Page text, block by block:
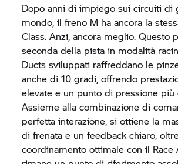
Dopo anni di impiego sui circuiti di
mondo, il freno M ha ancora la
Class. Anzi, ancora meglio. Questo
seconda della pista in modalità
Ducts sviluppati raffreddano le
anche di 10 gradi, offrendo
elevate e un punto di pressione più
Assieme alla combinazione di
perfetta interazione, si ottiene la
di frenata e un feedback chiaro,
coordinamento ottimale con il Race